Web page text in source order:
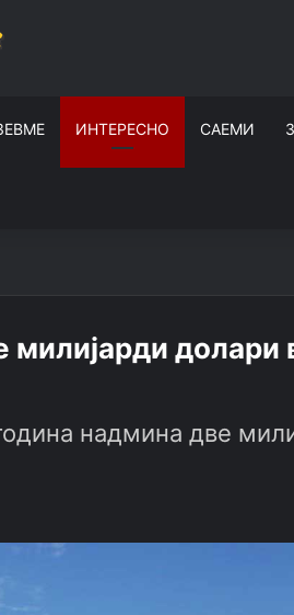
ИНТЕРЕСНО САЕМИ
милијарди долари
надмина две